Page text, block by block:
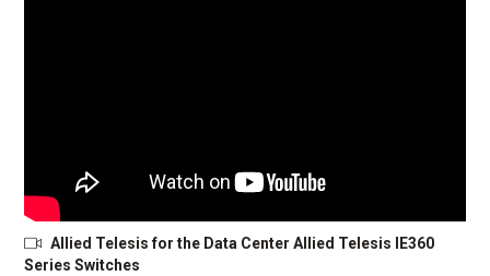
Allied Telesis for the Data Center Allied Telesis IE360
Series Switches